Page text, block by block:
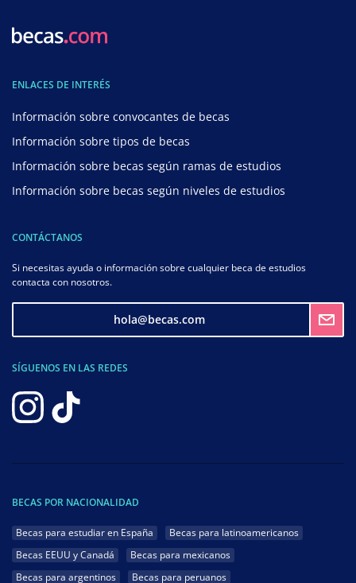
ENLACES DE INTERÉS
Información sobre convocantes de becas
Información sobre tipos de becas
Información sobre becas según ramas de estudios
Información sobre becas según niveles de estudios
CONTÁCTANOS
Si necesitas ayuda o información sobre cualquier beca de estudios
contacta con nosotros.
hola@becas.com
SÍGUENOS EN LAS REDES
BECAS POR NACIONALIDAD
Becas para estudiar en España
Becas para latinoamericanos
Becas EEUU y Canadá
Becas para mexicanos
Becas para argentinos
Becas para peruanos